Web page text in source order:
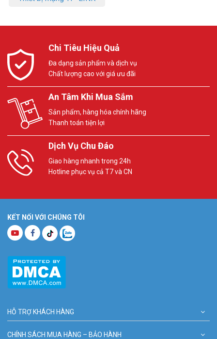
Chi Tiêu Hiệu Quả
Đa dạng sản phẩm và dịch vụ
Chất lượng cao với giá ưu đãi
An Tâm Khi Mua Sắm
Sản phẩm, hàng hóa chính hãng
Thanh toán tiện lợi
Dịch Vụ Chu Đáo
Giao hàng nhanh trong 24h
Hotline phục vụ cả T7 và CN
KẾT NỐI VỚI CHÚNG TÔI
HỖ TRỢ KHÁCH HÀNG
CHÍNH SÁCH MUA HÀNG – BẢO HÀNH